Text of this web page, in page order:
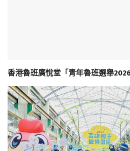
香港魯班廣悅堂「青年魯班選舉